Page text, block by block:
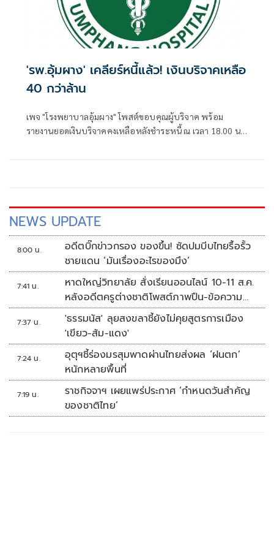
'รพ.อุ้มผาง' เคลียร์หนี้แล้ว! เงินบริจาคเหลือ
40 กว่าล้าน
เพจ "โรงพยาบาลอุ้มผาง" โพสต์ขอบคุณผู้บริจาค พร้อม
รายงานยอดเงินบริจาคคงเหลือหลังชำระหนี้ ณ เวลา 18.00 น.
NEWS UPDATE
8:00 น.
อดีตบิ๊กข่าวกรอง ของขึ้น! ซัดปมบีบไทยรื้อรั้ว
ชายแดน ‘มันเรื่องอะไรของมึง’
7:41 น.
หาดใหญ่วิทยาลัย สั่งเรียนออนไลน์ 10-11 ส.ค.
หลังอดีตครูต่างชาติโพสต์ภาพปืน-ข้อความ
ข่มขู่
7:37 น.
'ธรรมนัส' ลุยสงขลาชี้ยังไม่คุยสูตรการเมือง
'เขียว-ส้ม-แดง'
7:24 น.
อุตุฯชี้ร่องมรสุมพาดผ่านไทยส่งผล ‘ฝนตก’
หนักหลายพื้นที่
7:19 น.
ราชกิจจาฯ เผยแพร่ประกาศ ‘กำหนดวันสำคัญ
ของชาติไทย’